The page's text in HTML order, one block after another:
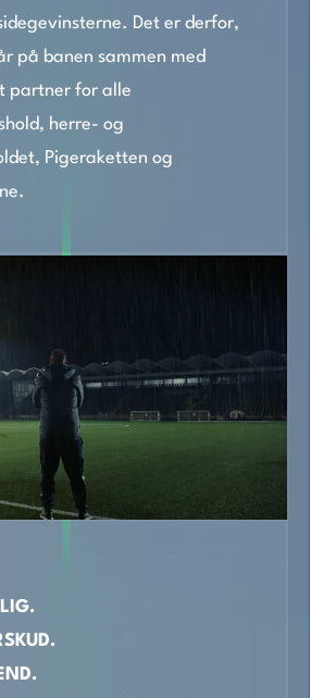
Det er derfor,
på banen sammen med
partner for alle
herre- og
Pigeraketten og